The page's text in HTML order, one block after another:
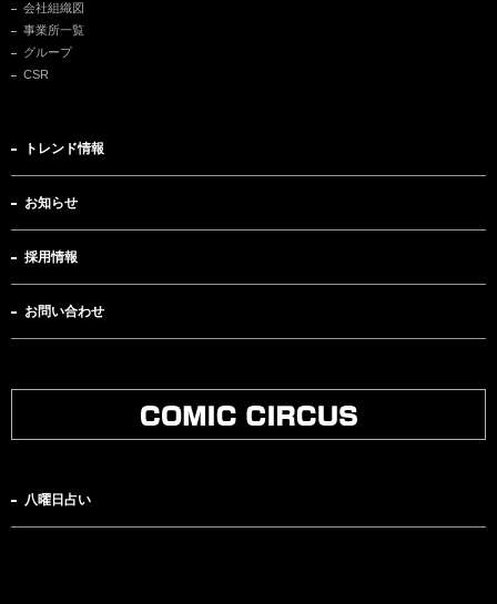
会社組織図
事業所一覧
グループ
CSR
トレンド情報
お知らせ
採用情報
お問い合わせ
八曜日占い